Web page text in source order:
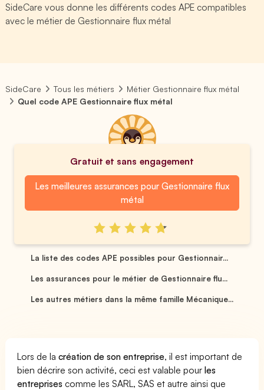
SideCare vous donne les différents codes APE compatibles
avec le métier de Gestionnaire flux métal
SideCare Tous les métiers
Métier Gestionnaire flux métal
Quel code APE Gestionnaire flux métal
Gratuit et sans engagement
Les meilleures assurances pour Gestionnaire flux
métal
La liste des codes APE possibles pour Gestionnair...
Les assurances pour le métier de Gestionnaire flu...
Les autres métiers dans la même famille Mécanique...
Lors de lacréation de son entreprise, il est important de
bien décrire son activité, ceci est valable pourles
entreprises comme les SARL, SAS et autre ainsi que